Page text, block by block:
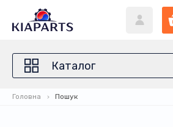
Каталог
Головна Пошук